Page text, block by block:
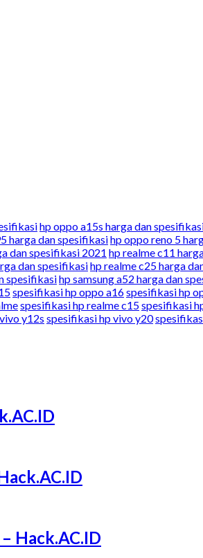
hp oppo a15s harga dan
harga dan spesifikasihp oppo reno 5
dan spesifikasi 2021 hp realme c11
dan spesifikasihp realme c25 harga
spesifikasihp samsung a52 harga dan
spesifikasi hp oppo a16spesifikasi hp
spesifikasi hp realme c15spesifikasi
y12s spesifikasi hp vivo y20
Hack.AC.ID